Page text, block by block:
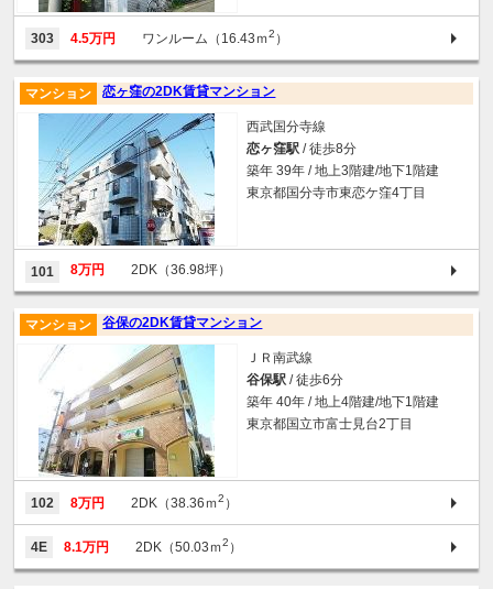
303 4.5万円 ワンルーム（16.43ｍ2 ）
恋ヶ窪の2DK賃貸マンション
マンション
西武国分寺線
恋ヶ窪駅 / 徒歩8分
築年 39年 / 地上3階建/地下1階建
東京都国分寺市東恋ケ窪4丁目
101 8万円 2DK（36.98坪）
谷保の2DK賃貸マンション
マンション
ＪＲ南武線
谷保駅 / 徒歩6分
築年 40年 / 地上4階建/地下1階建
東京都国立市富士見台2丁目
102 8万円 2DK（38.36ｍ2 ）
4E 8.1万円 2DK（50.03ｍ2 ）